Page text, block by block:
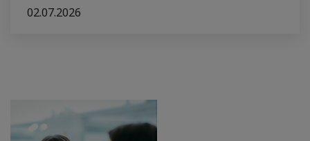
02.07.2026